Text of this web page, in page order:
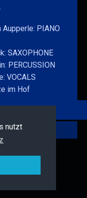
nutzt
Aupperle: PIANO
SAXOPHONE
PERCUSSION
VOCALS
im Hof